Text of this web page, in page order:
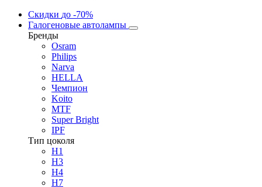
Скидки до -70%
Галогеновые автолампы
Бренды
Osram
Philips
Narva
HELLA
Чемпион
Koito
MTF
Super Bright
IPF
Тип цоколя
H1
H3
H4
H7